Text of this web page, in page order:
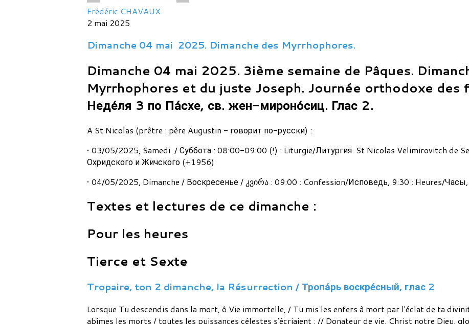
Frédéric CHAVAUX
2 mai 2025
Dimanche 04 mai 2025. Dimanche des Myrrhophores.
Dimanche 04 mai 2025. 3ième semaine de Pâques.
Myrrhophores et du juste Joseph. Journée orthodoxe des
Неде́ля 3 по Па́схе, св. жен-мироно́сиц. Глас 2.
A St Nicolas (prêtre : père Augustin - говорит по-русски) :
• 03/05/2025, Samedi / Суббота : 08:00-09:00 (!) : Liturgie/Литургия. St Nicolas Velimirovitch de
Охридского и Жичского (+1956)
• 04/05/2025, Dimanche / Bоскресенье / კვირა : 09:00 : Confession/Исповедь, 9:30 : Heures/
Textes et lectures de ce dimanche :
Pour les heures
Tierce et Sexte
Tropaire, ton 2 dimanche, la Résurrection / Тропа́рь воскре́сный, глас 2
Lorsque Tu descendis dans la mort, ô Vie immortelle, / Tu mis les enfers à mort par l'éclat de ta
abîmes les morts / toutes les puissances célestes s'écriaient : // Donateur de vie, Christ notre Dieu,